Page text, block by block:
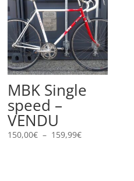
MBK Single
speed –
VENDU
150,00€ – 159,99€Plage